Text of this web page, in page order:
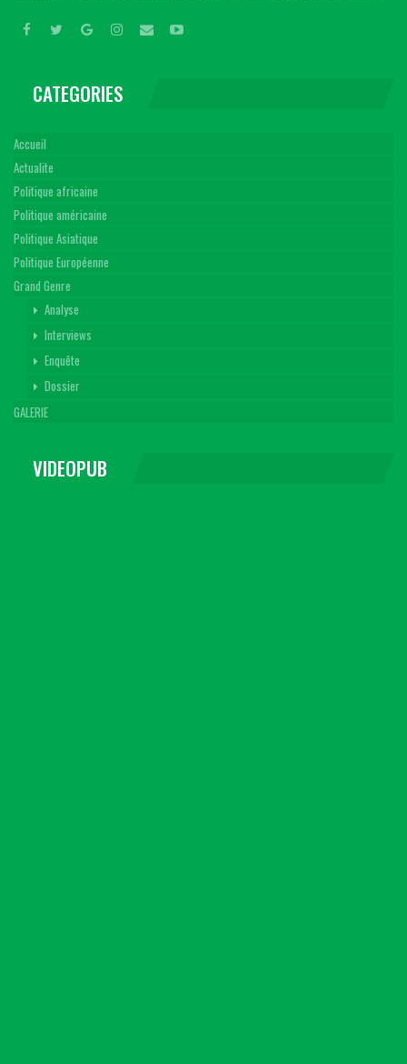
CATEGORIES
Accueil
Actualite
Politique africaine
Politique américaine
Politique Asiatique
Politique Européenne
Grand Genre
Analyse
Interviews
Enquête
Dossier
GALERIE
VIDEOPUB